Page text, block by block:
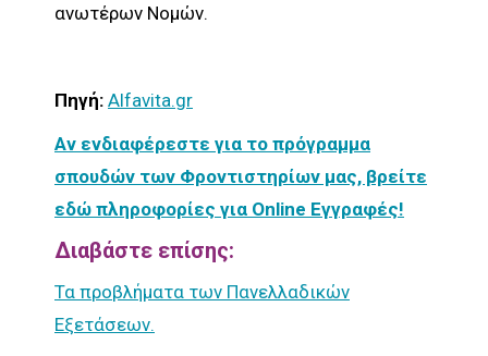
ανωτέρων Νομών.
Πηγή: Alfavita.gr
Αν ενδιαφέρεστε για το πρόγραμμα
σπουδών των Φροντιστηρίων μας, βρείτε
εδώ πληροφορίες για Online Εγγραφές!
Διαβάστε επίσης:
Τα προβλήματα των Πανελλαδικών
Εξετάσεων.